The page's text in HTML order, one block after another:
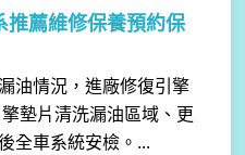
薦維修保養預約保
油情況，進廠修復引擎
墊片清洗漏油區域、更
全車系統安檢。...